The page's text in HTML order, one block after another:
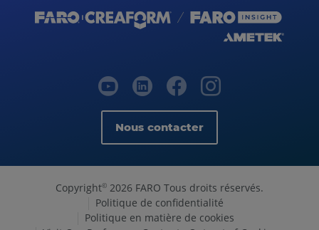
Nous contacter
Copyright© 2026 FARO Tous droits réservés.
Politique de confidentialité
Politique en matière de cookies